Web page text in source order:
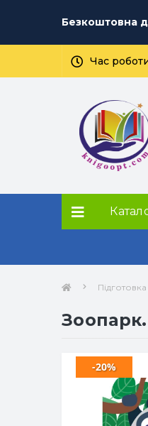
Безкоштовна
Час
-20%